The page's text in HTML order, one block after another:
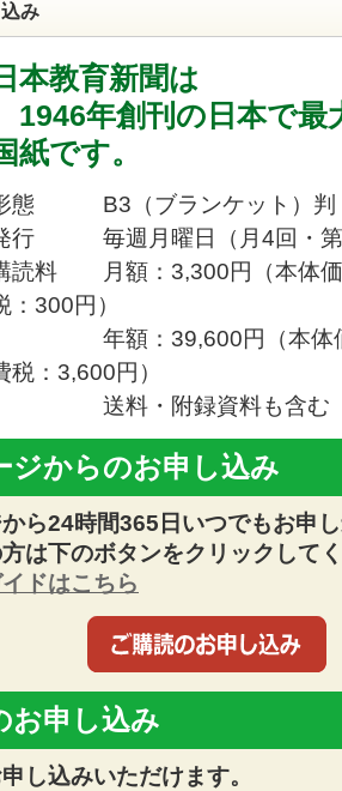
み
本教育新聞は
1946年創刊の日本で最
紙です。
態 B3（ブランケット）判
行 毎週月曜日（月4回・第
読料 月額：3,300円（本体価
：300円）
年額：39,600円（本体価
税：3,600円）
送料・附録資料も含む
ジからのお申し込み
ら24時間365日いつでもお申
は下のボタンをクリックして
ドはこちら
お申し込み
し込みいただけます。